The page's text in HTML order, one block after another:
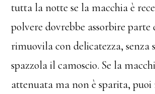
tutta la notte se la macchia è
polvere dovrebbe assorbire parte
rimuovila con delicatezza, senza
spazzola il camoscio. Se la
attenuata ma non è sparita,